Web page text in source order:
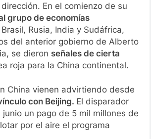
En el comienzo de su
grupo de economías
Rusia, India y Sudáfrica,
del anterior gobierno de Alberto
se dieron señales de cierta
roja para la China continental.
China vienen advirtiendo desde
con Beijing. El disparador
un pago de 5 mil millones de
por el aire el programa